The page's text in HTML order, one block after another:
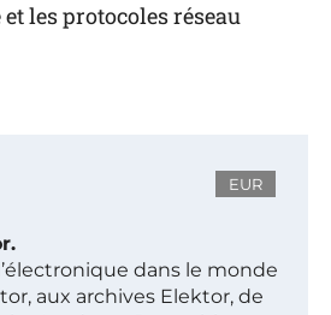
les protocoles réseau
EUR
dans le monde
aux archives Elektor, de